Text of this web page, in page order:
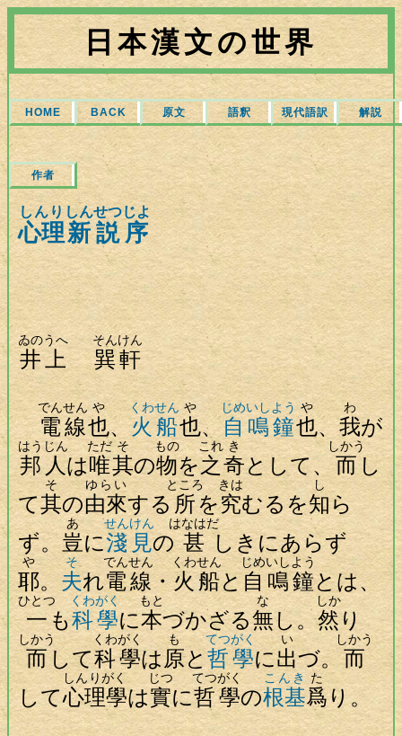
日本漢文の世界
心理
しんり
新説
しんせつ
序
じよ
井上
ゐのうへ
巽軒
そんけん
電線
でんせん
也
や
、火船
くわせん
也
や
、自鳴鐘
じめいしよう
也
や
、我
わ
が
邦人
はうじん
は唯
ただ
其
そ
の物
もの
を之
これ
奇
き
として、而
しかう
し
て其
そ
の由來
ゆらい
する 所
ところ
を究
きは
むるを知
し
ら
ず。豈
あ
に淺見
せんけん
の 甚
はなはだ
しきにあらず
耶
や
。夫
そ
れ電線
でんせん
・ 火船
くわせん
と自鳴鐘
じめいしよう
とは、
一
ひとつ
も科學
くわがく
に本
もと
づかざる無
な
し。然
しか
り
而
しかう
して科學
くわがく
は原
も
と哲學
てつがく
に出
い
づ。 而
しかう
して心理學
しんりがく
は實
じつ
に哲學
てつがく
の根基
こんき
爲
た
り。
HOME BACK 原文 語釈 現代語訳 解説
作者